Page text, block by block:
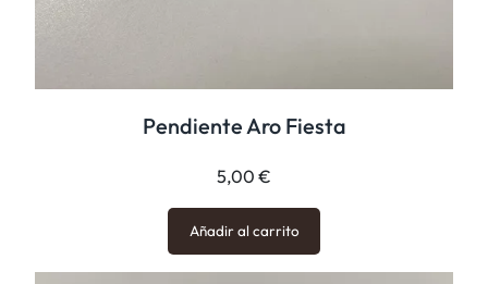
Pendiente Aro Fiesta
5,00 €
Añadir al carrito